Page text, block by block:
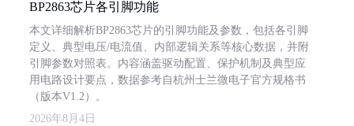
BP2863芯片各引脚功能
本文详细解析BP2863芯片的引脚功能及参数，包括各引脚
定义、典型电压/电流值、内部逻辑关系等核心数据，并附
引脚参数对照表。内容涵盖驱动配置、保护机制及典型应
用电路设计要点，数据参考自杭州士兰微电子官方规格书
（版本V1.2）。
2026年8月4日